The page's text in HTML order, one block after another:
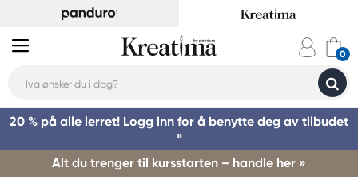
20 % på alle lerret! Logg inn for å benytte deg av tilbudet
»
Alt du trenger til kursstarten – handle her »